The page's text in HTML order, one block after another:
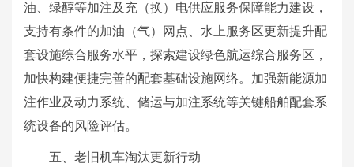
油、绿醇等加注及充（换）电供应服务保障能力建设，
支持有条件的加油（气）网点、水上服务区更新提升配
套设施综合服务水平，探索建设绿色航运综合服务区，
加快构建便捷完善的配套基础设施网络。加强新能源加
注作业及动力系统、储运与加注系统等关键船舶配套系
统设备的风险评估。
五、老旧机车淘汰更新行动